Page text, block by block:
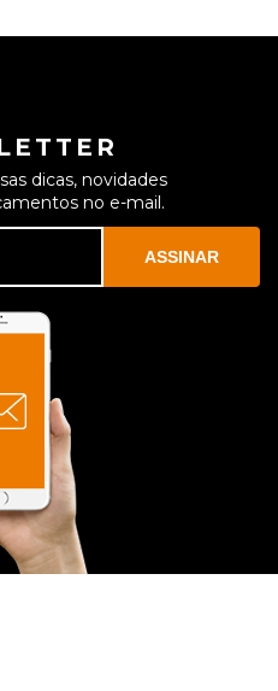
dicas, novidades
no e-mail.
ASSINAR